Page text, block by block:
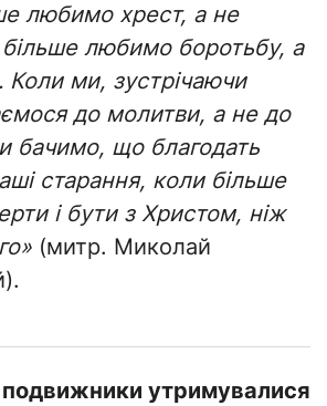
любимо хрест, а не
любимо боротьбу, а
ми, зустрічаючи
до молитви, а не до
бачимо, що благодать
старання, коли більше
і бути з Христом, ніж
(митр. Миколай
подвижники утримувалися